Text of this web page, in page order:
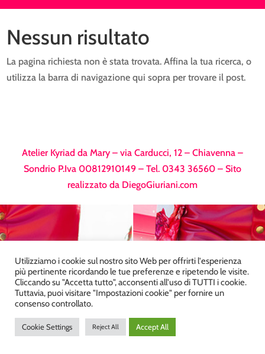
Nessun risultato
La pagina richiesta non è stata trovata. Affina la tua ricerca, o
utilizza la barra di navigazione qui sopra per trovare il post.
Atelier Kyriad da Mary – via Carducci, 12 – Chiavenna –
Sondrio P.Iva 00812910149 – Tel. 0343 36560 – Sito
realizzato da DiegoGiuriani.com
Utilizziamo i cookie sul nostro sito Web per offrirti l'esperienza
più pertinente ricordando le tue preferenze e ripetendo le visite.
Cliccando su "Accetta tutto", acconsenti all'uso di TUTTI i cookie.
Tuttavia, puoi visitare "Impostazioni cookie" per fornire un
consenso controllato.
Cookie Settings Reject All Accept All